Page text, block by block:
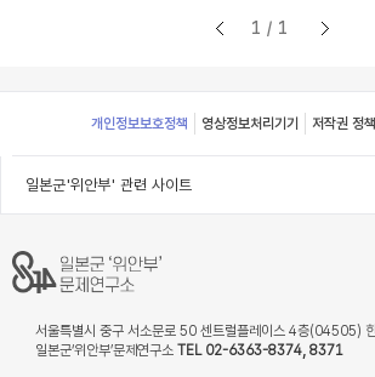
1/1
Footer
개인정보보호정책 영상정보처리기기 저작권 정책
일본군'위안부' 관련 사이트
서울특별시 중구 서소문로 50 센트럴플레이스 4층(04505)
일본군‘위안부’문제연구소 TEL 02-6363-8374, 8371